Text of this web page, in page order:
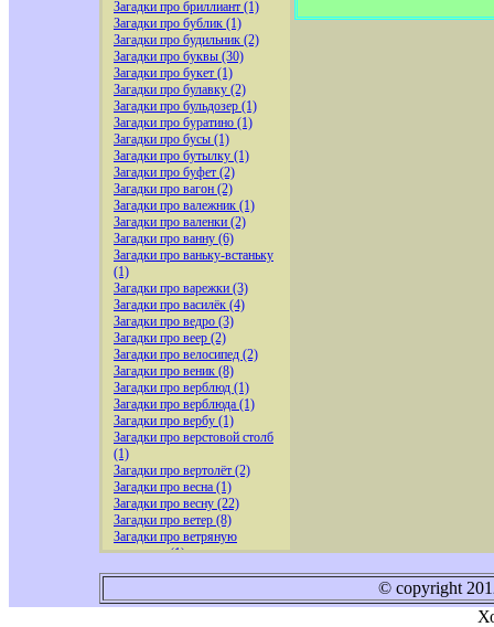
Загадки про бриллиант (1)
Загадки про бублик (1)
Загадки про будильник (2)
Загадки про буквы (30)
Загадки про букет (1)
Загадки про булавку (2)
Загадки про бульдозер (1)
Загадки про буратино (1)
Загадки про бусы (1)
Загадки про бутылку (1)
Загадки про буфет (2)
Загадки про вагон (2)
Загадки про валежник (1)
Загадки про валенки (2)
Загадки про ванну (6)
Загадки про ваньку-встаньку
(1)
Загадки про варежки (3)
Загадки про василёк (4)
Загадки про ведро (3)
Загадки про веер (2)
Загадки про велосипед (2)
Загадки про веник (8)
Загадки про верблюд (1)
Загадки про верблюда (1)
Загадки про вербу (1)
Загадки про верстовой столб
(1)
Загадки про вертолёт (2)
Загадки про весна (1)
Загадки про весну (22)
Загадки про ветер (8)
Загадки про ветряную
мельницу (1)
Загадки про вешалку (4)
Загадки про вишню (5)
© copyright